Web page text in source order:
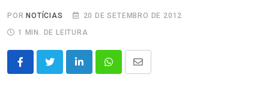
POR NOTÍCIAS
20 DE SETEMBRO DE 2012
1 MIN. DE LEITURA
LinkedInWhatsappShare